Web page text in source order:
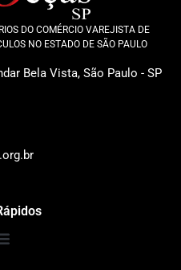
DO COMÉRCIO VAREJISTA DE
NO ESTADO DE SÃO PAULO
Bela Vista, São Paulo - SP